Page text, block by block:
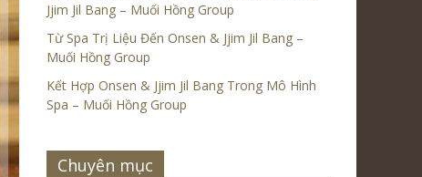
Jjim Jil Bang – Muối Hồng Group
Từ Spa Trị Liệu Đến Onsen & Jjim Jil Bang –
Muối Hồng Group
Kết Hợp Onsen & Jjim Jil Bang Trong Mô Hình
Spa – Muối Hồng Group
Chuyên mục